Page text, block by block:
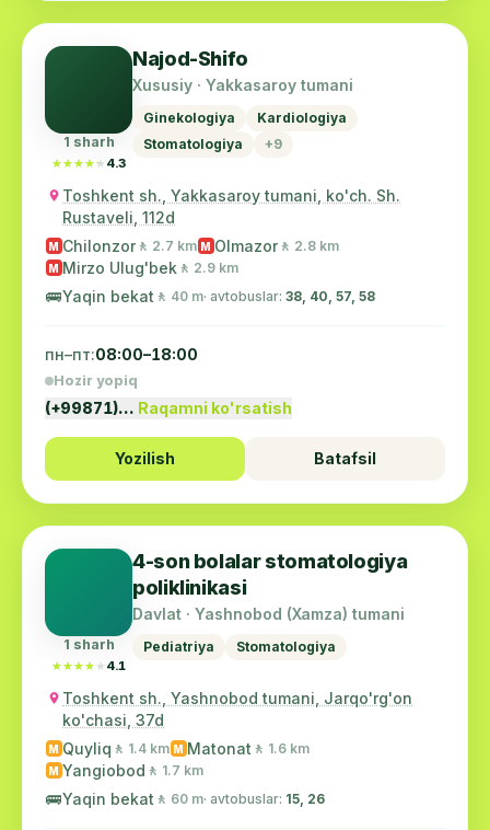
1 sharh
★★★★★
★★★★★ 4.3
Najod-Shifo
Xususiy · Yakkasaroy tumani
Ginekologiya
Kardiologiya
Stomatologiya
+9
Toshkent sh., Yakkasaroy tumani, ko'ch. Sh.
Rustaveli, 112d
M Chilonzor 🚶 2.7 km M Olmazor 🚶 2.8 km
M Mirzo Ulug'bek 🚶 2.9 km
🚌Yaqin bekat 🚶 40 m· avtobuslar: 38, 40, 57, 58
пн–пт:08:00–18:00
Hozir yopiq
(+99871)… Raqamni ko'rsatish
Yozilish Batafsil
1 sharh
★★★★★
★★★★★ 4.1
4-son bolalar stomatologiya
poliklinikasi
Davlat · Yashnobod (Xamza) tumani
Pediatriya Stomatologiya
Toshkent sh., Yashnobod tumani, Jarqo'rg'on
ko'chasi, 37d
M Quyliq 🚶 1.4 km M Matonat 🚶 1.6 km
M Yangiobod 🚶 1.7 km
🚌Yaqin bekat 🚶 60 m· avtobuslar: 15, 26